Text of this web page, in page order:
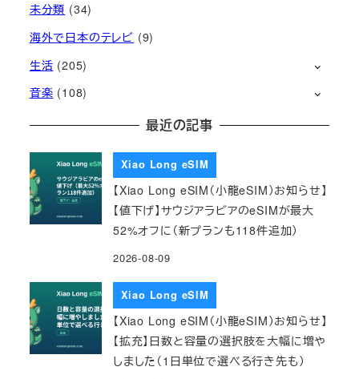
未分類 (34)
海外で日本のテレビ (9)
生活 (205)
音楽 (108)
最近の記事
Xiao Long eSIM
【Xiao Long eSIM（小龍eSIM）お知らせ】
【値下げ】サウジアラビアのeSIMが最大
52%オフに（新プランも118件追加）
2026-08-09
Xiao Long eSIM
【Xiao Long eSIM（小龍eSIM）お知らせ】
【拡充】日数と容量の選択肢を大幅に増や
しました（1日単位で選べる行き先も）